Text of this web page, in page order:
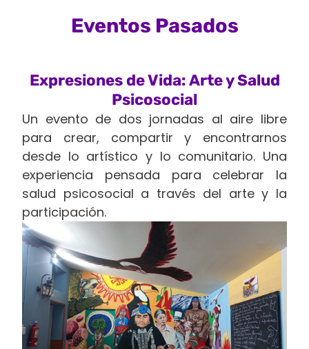
Eventos Pasados
Expresiones de Vida: Arte y Salud
Psicosocial
Un evento de dos jornadas al aire libre
para crear, compartir y encontrarnos
desde lo artístico y lo comunitario. Una
experiencia pensada para celebrar la
salud psicosocial a través del arte y la
participación.